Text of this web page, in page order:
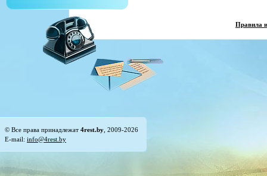
Правила
© Все права принадлежат 4rest.by , 2009-2026
E-mail: info@4rest.by